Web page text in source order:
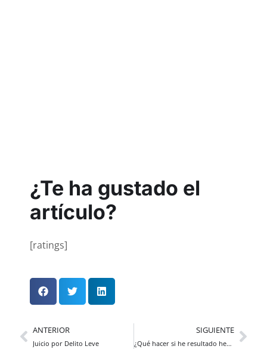
¿Te ha gustado el
artículo?
[ratings]
ANTERIOR
Juicio por Delito Leve
SIGUIENTE
¿Qué hacer si he resultado herido en una pelea?